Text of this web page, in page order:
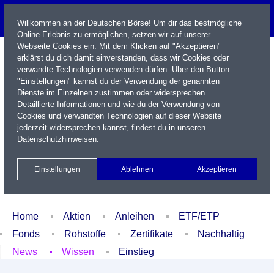
Name / WKN / ISIN / Kürzel
Xetra Realtime
Watchlist Portfolio Login
Home Aktien Anleihen
ETF/ETP
Fonds
Rohstoffe Zertifikate
Nachhaltig
News
Wissen Einstieg
Willkommen an der Deutschen Börse! Um dir das bestmögliche
Online-Erlebnis zu ermöglichen, setzen wir auf unserer
Webseite Cookies ein. Mit dem Klicken auf "Akzeptieren"
erklärst du dich damit einverstanden, dass wir Cookies oder
verwandte Technologien verwenden dürfen. Über den Button
"Einstellungen" kannst du der Verwendung der genannten
Dienste im Einzelnen zustimmen oder widersprechen.
Detaillierte Informationen und wie du der Verwendung von
Cookies und verwandten Technologien auf dieser Website
jederzeit widersprechen kannst, findest du in unseren
Datenschutzhinweisen.
Einstellungen Ablehnen Akzeptieren